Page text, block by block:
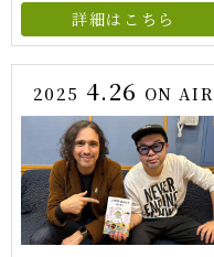
詳細はこちら
2025 4.26 ON AIR